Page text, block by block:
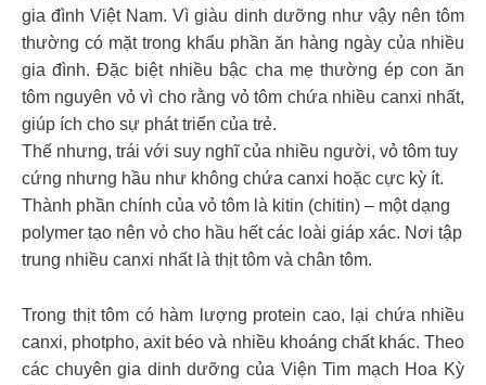
gia đình Việt Nam. Vì giàu dinh dưỡng như vậy nên tôm
thường có mặt trong khẩu phần ăn hàng ngày của nhiều
gia đình. Đặc biệt nhiều bậc cha mẹ thường ép con ăn
tôm nguyên vỏ vì cho rằng vỏ tôm chứa nhiều canxi nhất,
giúp ích cho sự phát triển của trẻ.
Thế nhưng, trái với suy nghĩ của nhiều người, vỏ tôm tuy
cứng nhưng hầu như không chứa canxi hoặc cực kỳ ít.
Thành phần chính của vỏ tôm là kitin (chitin) – một dạng
polymer tạo nên vỏ cho hầu hết các loài giáp xác. Nơi tập
trung nhiều canxi nhất là thịt tôm và chân tôm.
Trong thịt tôm có hàm lượng protein cao, lại chứa nhiều
canxi, photpho, axit béo và nhiều khoáng chất khác. Theo
các chuyên gia dinh dưỡng của Viện Tim mạch Hoa Kỳ